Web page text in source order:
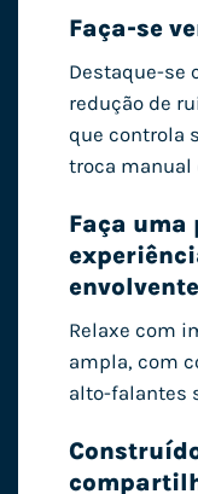
Faça-se
Destaque-se
redução de
que controla
troca manual
Faça uma
envolvente
Relaxe com
ampla, com
alto-falantes